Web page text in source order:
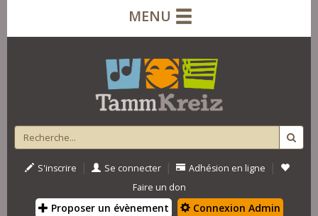
MENU
S'inscrire | Se connecter | Adhésion en ligne |
Faire un don
Proposer un évènement Connexion Admin